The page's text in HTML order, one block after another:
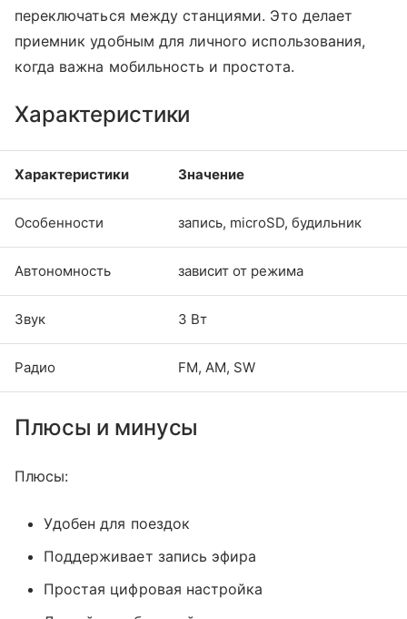
переключаться между станциями. Это делает
приемник удобным для личного использования,
когда важна мобильность и простота.
Характеристики
Характеристики Значение
Особенности запись, microSD, будильник
Автономность зависит от режима
Звук 3 Вт
Радио FM, AM, SW
Плюсы и минусы
Плюсы:
Удобен для поездок
Поддерживает запись эфира
Простая цифровая настройка